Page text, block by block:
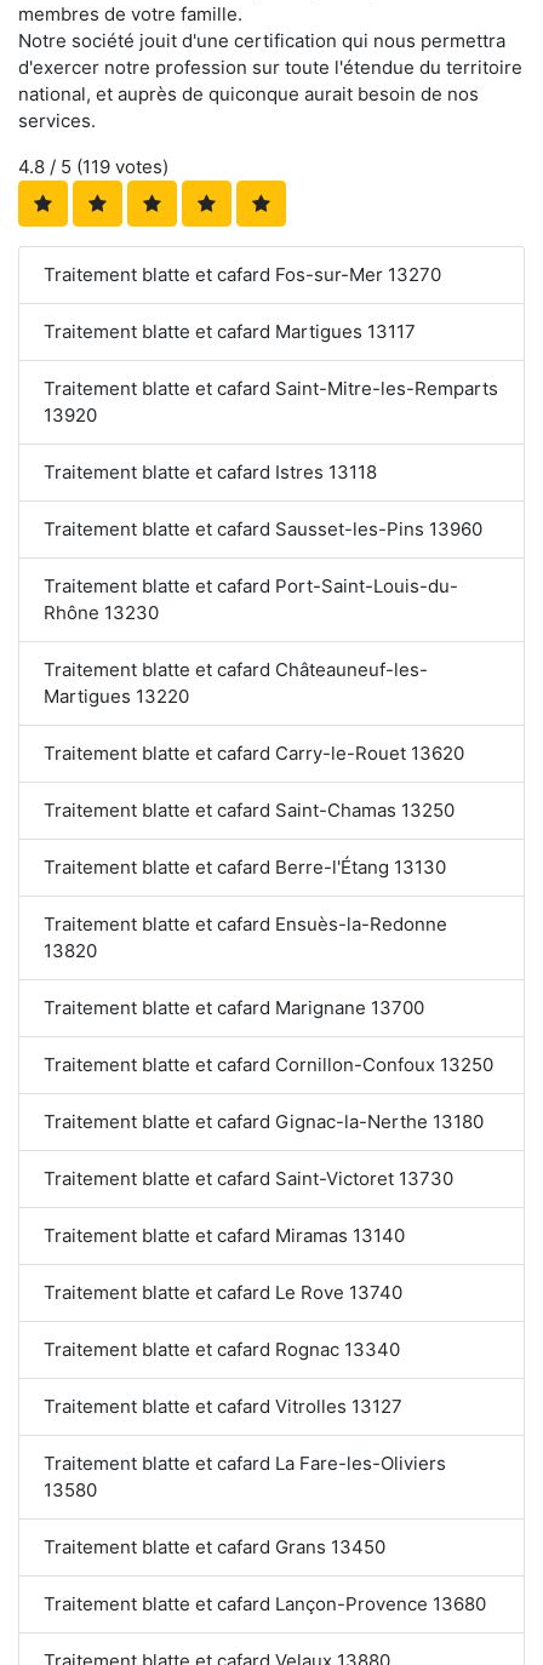
membres de votre famille.
Notre société jouit d'une certification qui nous permettra
d'exercer notre profession sur toute l'étendue du territoire
national, et auprès de quiconque aurait besoin de nos
services.
4.8 / 5 (119 votes)
Traitement blatte et cafard Fos-sur-Mer 13270
Traitement blatte et cafard Martigues 13117
Traitement blatte et cafard Saint-Mitre-les-Remparts
13920
Traitement blatte et cafard Istres 13118
Traitement blatte et cafard Sausset-les-Pins 13960
Traitement blatte et cafard Port-Saint-Louis-du-
Rhône 13230
Traitement blatte et cafard Châteauneuf-les-
Martigues 13220
Traitement blatte et cafard Carry-le-Rouet 13620
Traitement blatte et cafard Saint-Chamas 13250
Traitement blatte et cafard Berre-l'Étang 13130
Traitement blatte et cafard Ensuès-la-Redonne
13820
Traitement blatte et cafard Marignane 13700
Traitement blatte et cafard Cornillon-Confoux 13250
Traitement blatte et cafard Gignac-la-Nerthe 13180
Traitement blatte et cafard Saint-Victoret 13730
Traitement blatte et cafard Miramas 13140
Traitement blatte et cafard Le Rove 13740
Traitement blatte et cafard Rognac 13340
Traitement blatte et cafard Vitrolles 13127
Traitement blatte et cafard La Fare-les-Oliviers
13580
Traitement blatte et cafard Grans 13450
Traitement blatte et cafard Lançon-Provence 13680
Traitement blatte et cafard Velaux 13880